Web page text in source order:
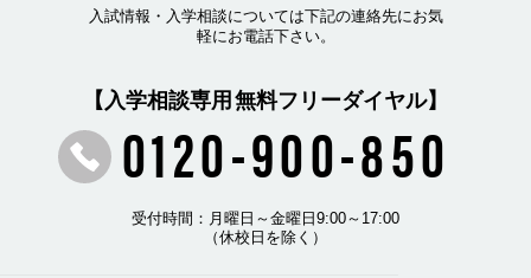
入試情報・入学相談については下記の連絡先にお気
軽にお電話下さい。
0120-900-850
【入学相談専用 無料フリーダイヤル】
受付時間：月曜日～金曜日9:00～17:00
（休校日を除く）